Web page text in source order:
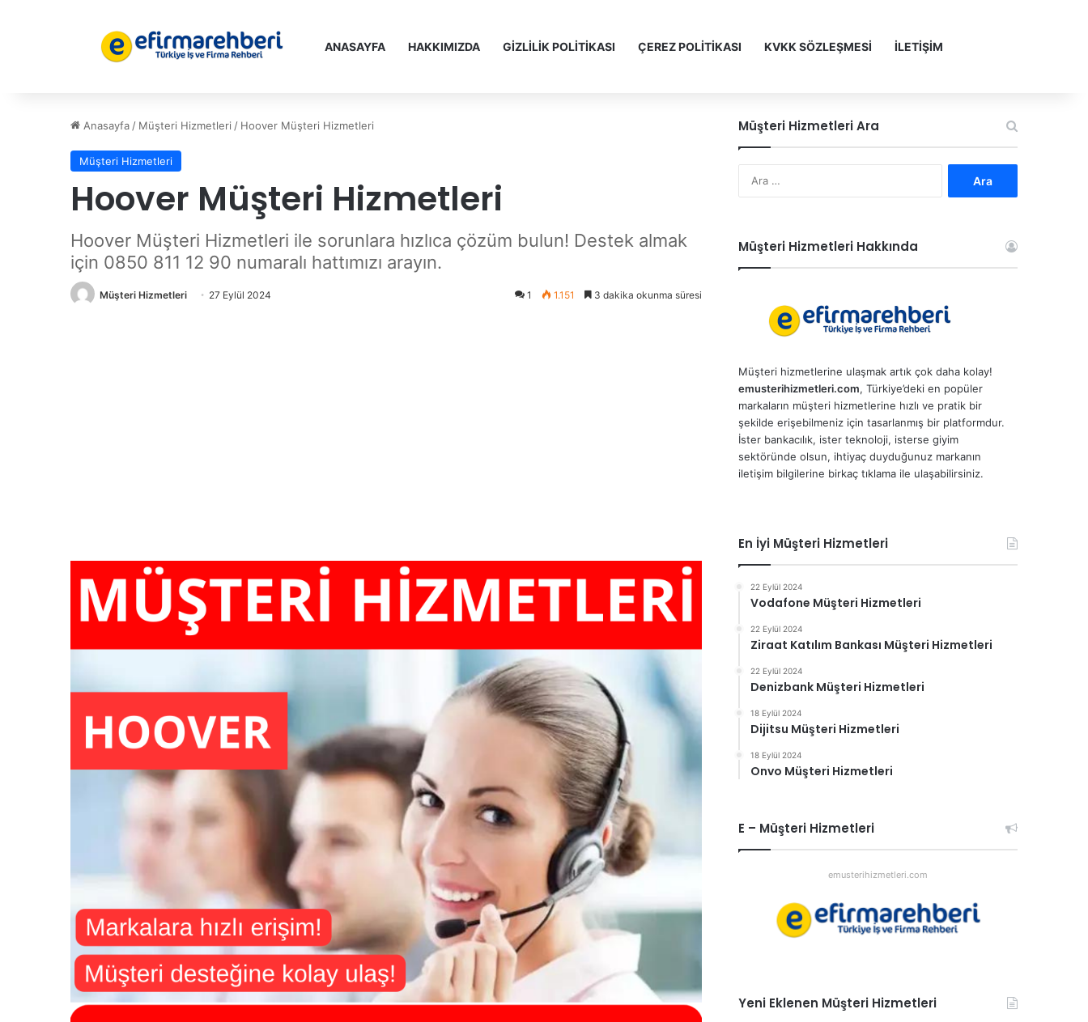
ANASAYFA HAKKIMIZDA GİZLİLİK POLİTİKASI ÇEREZ POLİTİKASI KVKK SÖZLEŞMESİ İLETİŞİM
Anasayfa / Müşteri Hizmetleri / Hoover Müşteri Hizmetleri
Müşteri Hizmetleri
Hoover Müşteri Hizmetleri
Hoover Müşteri Hizmetleri ile sorunlara hızlıca çözüm bulun! Destek almak
için 0850 811 12 90 numaralı hattımızı arayın.
Müşteri Hizmetleri 27 Eylül 2024 1 1.151 3 dakika okunma süresi
Müşteri Hizmetleri Ara
Müşteri Hizmetleri Hakkında
Müşteri hizmetlerine ulaşmak artık çok daha kolay!
emusterihizmetleri.com, Türkiye’deki en popüler
markaların müşteri hizmetlerine hızlı ve pratik bir
şekilde erişebilmeniz için tasarlanmış bir platformdur.
İster bankacılık, ister teknoloji, isterse giyim
sektöründe olsun, ihtiyaç duyduğunuz markanın
iletişim bilgilerine birkaç tıklama ile ulaşabilirsiniz.
En İyi Müşteri Hizmetleri
22 Eylül 2024
Vodafone Müşteri Hizmetleri
22 Eylül 2024
Ziraat Katılım Bankası Müşteri Hizmetleri
22 Eylül 2024
Denizbank Müşteri Hizmetleri
18 Eylül 2024
Dijitsu Müşteri Hizmetleri
18 Eylül 2024
Onvo Müşteri Hizmetleri
E – Müşteri Hizmetleri
emusterihizmetleri.com
Yeni Eklenen Müşteri Hizmetleri